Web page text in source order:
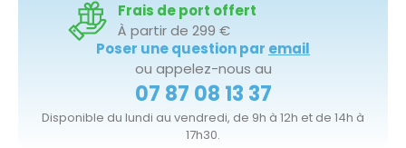
Frais de port offert
À partir de 299 €
Poser une question par email
ou appelez-nous au
07 87 08 13 37
Disponible du lundi au vendredi, de 9h à 12h et de 14h à
17h30.